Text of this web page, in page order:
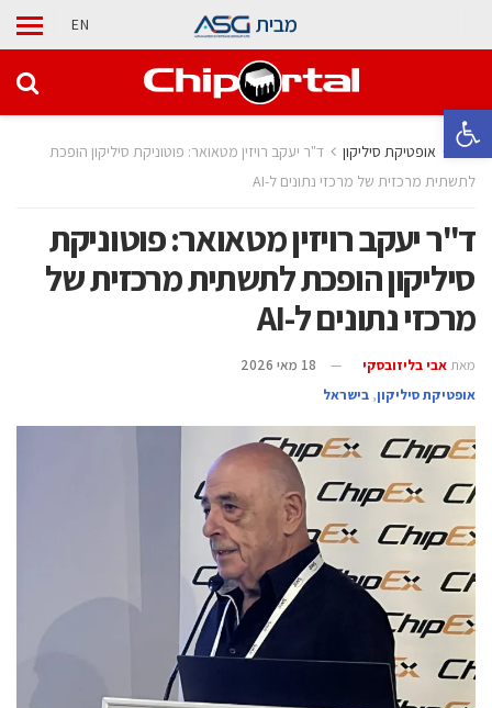
פתח סרגל נגישות
מבית EN
בית אופטיקת סיליקון
ד"ר יעקב רויזין מטאואר: פוטוניקת סיליקון הופכת
לתשתית מרכזית של מרכזי נתונים ל-AI
ד"ר יעקב רויזין מטאואר: פוטוניקת
סיליקון הופכת לתשתית מרכזית של
מרכזי נתונים ל-AI
מאת אבי בליזובסקי
18 מאי 2026
אופטיקת סיליקון, בישראל